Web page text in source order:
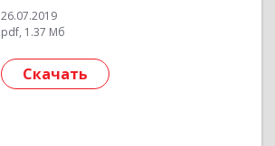
26.07.2019
pdf, 1.37 Мб
Скачать